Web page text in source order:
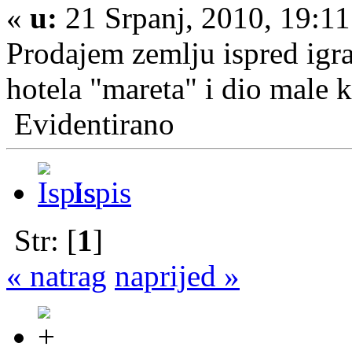
« u: 21 Srpanj, 2010,
Prodajem zemlju ispred
hotela "mareta" i dio male
Evidentirano
Ispis
Str: [1]
« natrag naprijed »